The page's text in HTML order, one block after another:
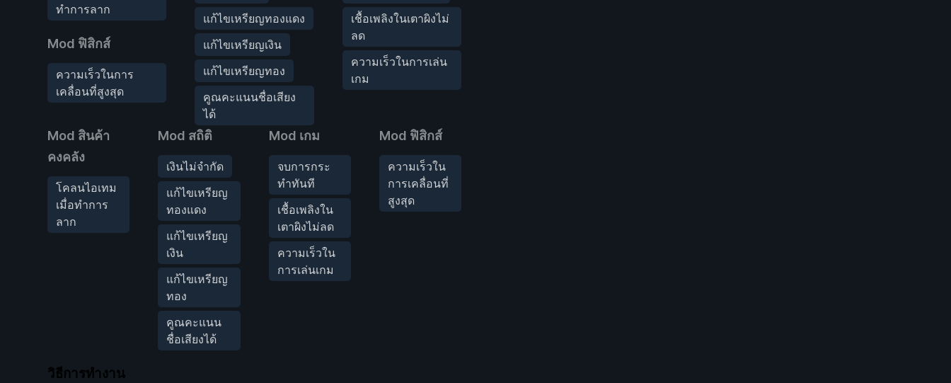
ทำการลาก
Mod ฟิสิกส์
ความเร็วในการ
เคลื่อนที่สูงสุด
แก้ไขเหรียญทองแดง
แก้ไขเหรียญเงิน
แก้ไขเหรียญทอง
คูณคะแนนชื่อเสียง
ได้
เชื้อเพลิงในเตาผิงไม่
ลด
ความเร็วในการเล่น
เกม
Mod สินค้า
คงคลัง
โคลนไอเทม
เมื่อทำการ
ลาก
Mod สถิติ
เงินไม่จำกัด
แก้ไขเหรียญ
ทองแดง
แก้ไขเหรียญ
เงิน
แก้ไขเหรียญ
ทอง
คูณคะแนน
ชื่อเสียงได้
Mod เกม
จบการกระ
ทำทันที
เชื้อเพลิงใน
เตาผิงไม่ลด
ความเร็วใน
การเล่นเกม
Mod ฟิสิกส์
ความเร็วใน
การเคลื่อนที่
สูงสุด
วิธีการทำงาน